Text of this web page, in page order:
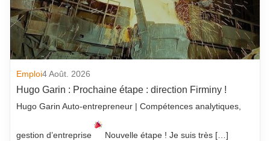
Emploi4 Août. 2026
Hugo Garin : Prochaine étape : direction Firminy !
Hugo Garin Auto-entrepreneur | Compétences analytiques,
gestion d’entreprise Nouvelle étape ! Je suis très […]